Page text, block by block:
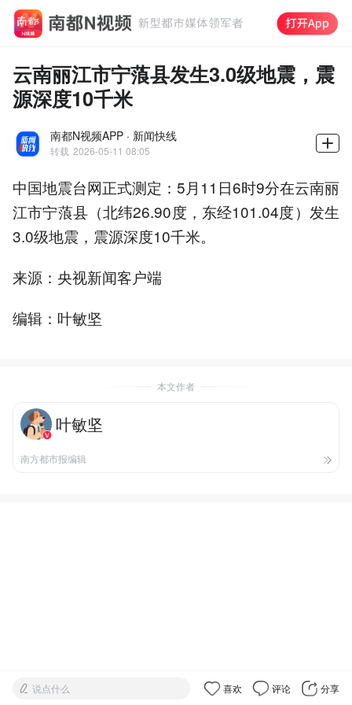
云南丽江市宁蒗县发生3.0级地震，震
源深度10千米
南都N视频APP · 新闻快线
转载 2026-05-11 08:05
中国地震台网正式测定：5月11日6时9分在云南丽
江市宁蒗县（北纬26.90度，东经101.04度）发生
3.0级地震，震源深度10千米。
来源：央视新闻客户端
编辑：叶敏坚
本文作者
叶敏坚
南方都市报编辑
说点什么 喜欢 评论 分享